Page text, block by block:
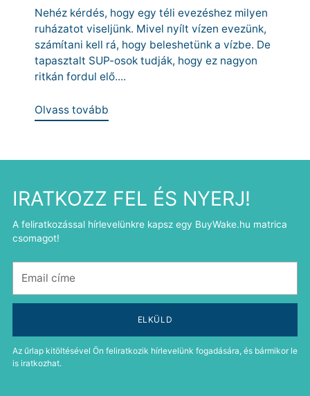
Nehéz kérdés, hogy egy téli evezéshez milyen
ruházatot viseljünk. Mivel nyílt vízen evezünk,
számítani kell rá, hogy beleshetünk a vízbe. De
tapasztalt SUP-osok tudják, hogy ez nagyon
ritkán fordul elő....
Olvass tovább
IRATKOZZ FEL ÉS NYERJ!
A feliratkozással hírlevelünkre kapsz egy BuyWake.hu matrica
csomagot!
címe
ELKÜLD
Az űrlap kitöltésével Ön feliratkozik hírlevelünk fogadására, és bármikor le
is iratkozhat.